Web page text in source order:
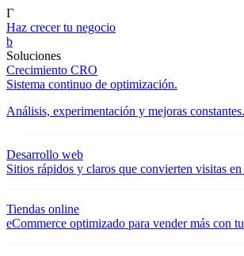
Γ
Haz crecer tu negocio
b
Soluciones
Crecimiento CRO
Sistema continuo de optimización.
Análisis, experimentación y mejoras constantes.
Desarrollo web
Sitios rápidos y claros que convierten visitas en
Tiendas online
eCommerce optimizado para vender más con